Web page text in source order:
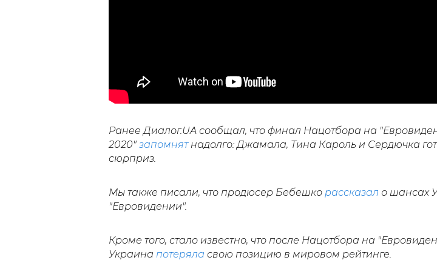
Ранее Диалог.UA сообщал, что финал Нацотбора на
2020" запомнятнадолго: Джамала, Тина Кароль и Сердючка
сюрприз.
Мы также писали, что продюсер Бебешко рассказал о шансах
"Евровидении".
Кроме того, стало известно, что после Нацотбора на
Украина потеряла свою позицию в мировом рейтинге.